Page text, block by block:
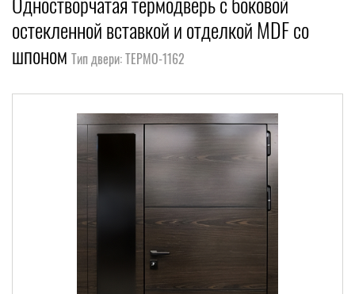
остекленной вставкой и отделкой MDF со
шпоном Тип двери: ТЕРМО-1162